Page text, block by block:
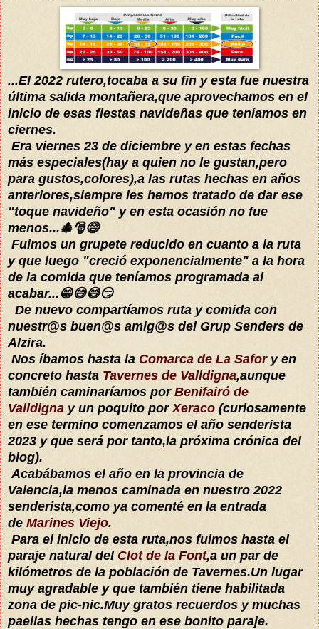
...El 2022 rutero,tocaba a su fin y esta fue nuestra
última salida montañera,que aprovechamos en el
inicio de esas fiestas navideñas que teníamos en
ciernes.
Era viernes 23 de diciembre y en estas fechas
más especiales(hay a quien no le gustan,pero
para gustos,colores),a las rutas hechas en años
anteriores,siempre les hemos tratado de dar ese
"toque navideño" y en esta ocasión no fue
menos...🎄🎅😅
Fuimos un grupete reducido en cuanto a la ruta
y que luego "creció exponencialmente" a la hora
de la comida que teníamos programada al
acabar...😁😅😅😏
De nuevo compartíamos ruta y comida con
nuestr@s buen@s amig@s del Grup Senders de
Alzira.
Nos íbamos hasta la Comarca de La Safory en
concreto hasta Tavernes de Valldigna,aunque
también caminaríamos por Benifairó de
Valldigna y un poquito por Xeraco (curiosamente
en ese termino comenzamos el año senderista
2023 y que será por tanto,la próxima crónica del
blog).
Acabábamos el año en la provincia de
Valencia,la menos caminada en nuestro 2022
senderista,como ya comenté en la entrada
de Marines Viejo.
Para el inicio de esta ruta,nos fuimos hasta el
paraje natural del Clot de la Font,a un par de
kilómetros de la población de Tavernes.Un lugar
muy agradable y que también tiene habilitada
zona de pic-nic.Muy gratos recuerdos y muchas
paellas hechas tengo en ese bonito paraje.